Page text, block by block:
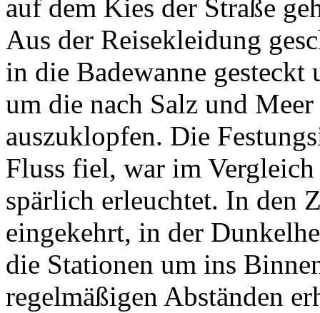
auf dem Kies der Straße
Aus der Reisekleidung
in die Badewanne
um die nach Salz und
auszuklopfen. Die
Fluss fiel, war im
spärlich erleuchtet. In den
eingekehrt, in der
die Stationen um ins
regelmäßigen Abständen